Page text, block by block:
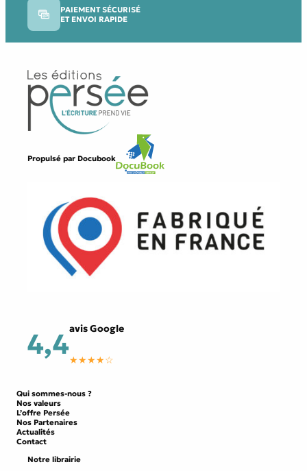
PAIEMENT SÉCURISÉ
ET ENVOI RAPIDE
Propulsé par Docubook
4,4avis Google
★★★★☆
Qui sommes-nous ?
Nos valeurs
L’offre Persée
Nos Partenaires
Actualités
Contact
Notre librairie